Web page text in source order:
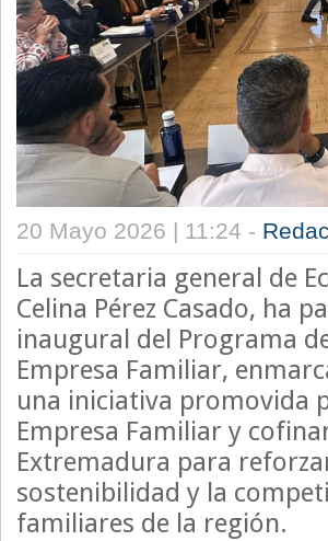
20 Mayo 2026 | 11:24 -
La secretaria general de
Celina Pérez Casado, ha
inaugural del Programa
Empresa Familiar,
una iniciativa promovida
Empresa Familiar y
Extremadura para
sostenibilidad y la
familiares de la región.